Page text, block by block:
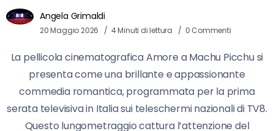
Angela Grimaldi
20 Maggio 2026 4 Minuti di lettura 0 Commenti
La pellicola cinematografica Amore a Machu Picchu si
presenta come una brillante e appassionante
commedia romantica, programmata per la prima
serata televisiva in Italia sui teleschermi nazionali di TV8.
Questo lungometraggio cattura l’attenzione del